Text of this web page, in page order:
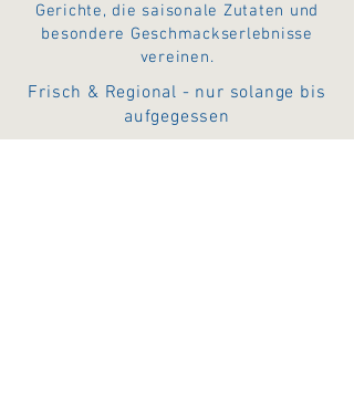
Gerichte, die saisonale Zutaten und
besondere Geschmackserlebnisse
vereinen.
Frisch & Regional - nur solange bis
aufgegessen